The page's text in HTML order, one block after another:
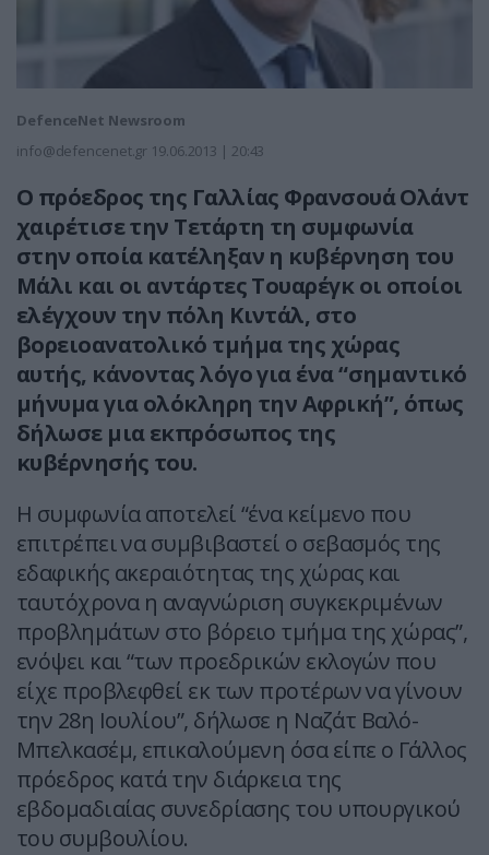
DefenceNet Newsroom
info@defencenet.gr 19.06.2013 | 20:43
Ο πρόεδρος της Γαλλίας Φρανσουά Ολάντ
χαιρέτισε την Τετάρτη τη συμφωνία
στην οποία κατέληξαν η κυβέρνηση του
Μάλι και οι αντάρτες Τουαρέγκ οι οποίοι
ελέγχουν την πόλη Κιντάλ, στο
βορειοανατολικό τμήμα της χώρας
αυτής, κάνοντας λόγο για ένα “σημαντικό
μήνυμα για ολόκληρη την Αφρική”, όπως
δήλωσε μια εκπρόσωπος της
κυβέρνησής του.
Η συμφωνία αποτελεί “ένα κείμενο που
επιτρέπει να συμβιβαστεί ο σεβασμός της
εδαφικής ακεραιότητας της χώρας και
ταυτόχρονα η αναγνώριση συγκεκριμένων
προβλημάτων στο βόρειο τμήμα της χώρας”,
ενόψει και “των προεδρικών εκλογών που
είχε προβλεφθεί εκ των προτέρων να γίνουν
την 28η Ιουλίου”, δήλωσε η Ναζάτ Βαλό-
Μπελκασέμ, επικαλούμενη όσα είπε ο Γάλλος
πρόεδρος κατά την διάρκεια της
εβδομαδιαίας συνεδρίασης του υπουργικού
του συμβουλίου.